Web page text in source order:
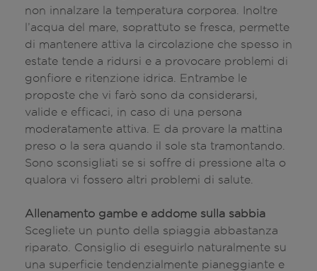
non innalzare la temperatura corporea. Inoltre
l’acqua del mare, soprattuto se fresca, permette
di mantenere attiva la circolazione che spesso in
estate tende a ridursi e a provocare problemi di
gonfiore e ritenzione idrica. Entrambe le
proposte che vi farò sono da considerarsi,
valide e efficaci, in caso di una persona
moderatamente attiva. E da provare la mattina
preso o la sera quando il sole sta tramontando.
Sono sconsigliati se si soffre di pressione alta o
qualora vi fossero altri problemi di salute.
Allenamento gambe e addome sulla sabbia
Scegliete un punto della spiaggia abbastanza
riparato. Consiglio di eseguirlo naturalmente su
una superficie tendenzialmente pianeggiante e